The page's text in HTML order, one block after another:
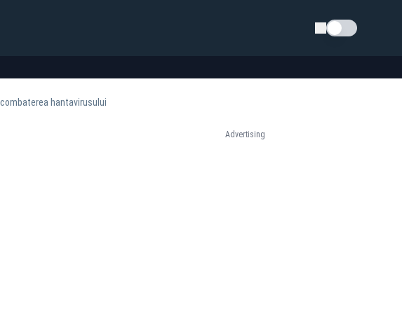
Schimba tema
hantavirusului
Advertising